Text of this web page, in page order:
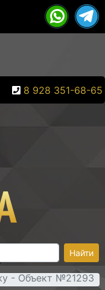
8 928 351-68-65
Найти
- Объект №21293